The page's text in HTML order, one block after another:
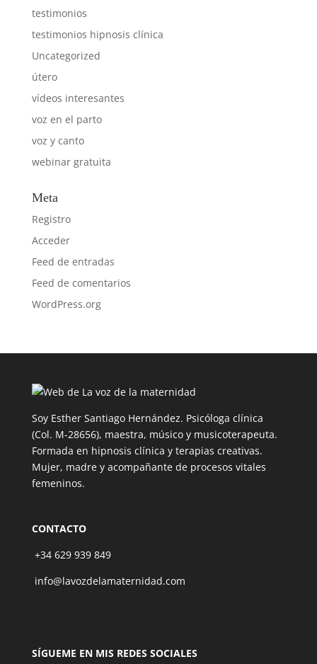
testimonios
testimonios hipnosis clínica
Uncategorized
útero
vídeos interesantes
voz en el parto
voz y canto
webinar gratuita
Meta
Registro
Acceder
Feed de entradas
Feed de comentarios
WordPress.org
Soy Esther Santiago Hernández. Psicóloga clínica
(Col. M-28656), maestra, músico y musicoterapeuta.
Formada en hipnosis clínica y terapias creativas.
Mujer, madre y acompañante de procesos vitales
femeninos.
CONTACTO
+34 629 939 849
info@lavozdelamaternidad.com
SÍGUEME EN MIS REDES SOCIALES